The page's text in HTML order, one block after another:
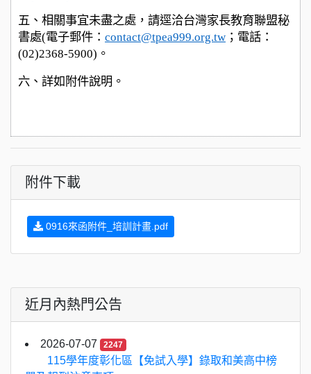
五、相關事宜未盡之處，請逕洽台灣家長教育聯盟秘
書處(電子郵件： contact@tpea999.org.tw ；電話：
(02)2368-5900)。
六、詳如附件說明。
附件下載
0916來函附件_培訓計畫.pdf
近月內熱門公告
2026-07-07 2247
115學年度彰化區【免試入學】錄取和美高中榜